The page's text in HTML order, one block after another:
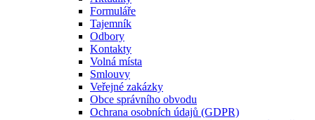
Formuláře
Tajemník
Odbory
Kontakty
Volná místa
Smlouvy
Veřejné zakázky
Obce správního obvodu
Ochrana osobních údajů (GDPR)